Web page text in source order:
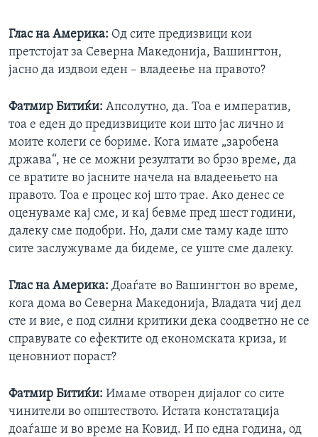
Глас на Америка: Oд сите предизвици кои
претстојат за Северна Македонија, Вашингтон,
јасно да издвои еден – владеење на правото?
Фатмир Битиќи: Апсолутно, да. Тоа е императив,
тоа е еден до предизвиците кои што јас лично и
моите колеги се бориме. Кога имате „заробена
држава“, не се можни резултати во брзо време, да
се вратите во јасните начела на владеењето на
правото. Тоа е процес кој што трае. Ако денес се
оценуваме кај сме, и кај бевме пред шест години,
далеку сме подобри. Но, дали сме таму каде што
сите заслужуваме да бидеме, се уште сме далеку.
Глас на Америка: Доаѓате во Вашингтон во време,
кога дома во Северна Македонија, Владата чиј дел
сте и вие, е под силни критики дека соодветно не се
справувате со ефектите од економската криза, и
ценовниот пораст?
Фатмир Битиќи: Имаме отворен дијалог со сите
чинители во општеството. Истата констатација
доаѓаше и во време на Ковид. И по една година, од